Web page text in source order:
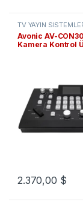
TV YAYIN
KAMERALAR,
Avonic AV-
Kamera Kontrol
2.370,00 $